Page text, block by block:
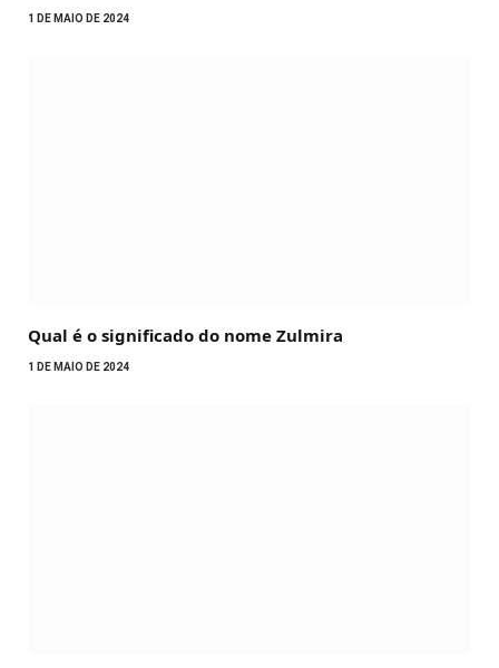
1 DE MAIO DE 2024
Qual é o significado do nome Zulmira
1 DE MAIO DE 2024